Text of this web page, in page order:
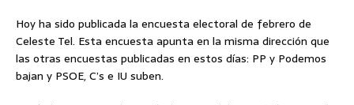
Hoy ha sido publicada la encuesta electoral de febrero de
Celeste Tel. Esta encuesta apunta en la misma dirección que
las otras encuestas publicadas en estos días: PP y Podemos
bajan y PSOE, C’s e IU suben.